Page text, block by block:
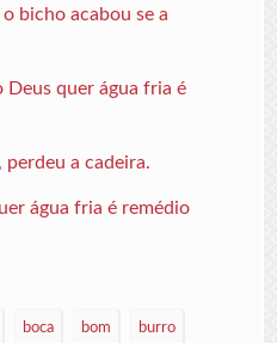
bicho acabou se a
Deus quer água fria é
a cadeira.
água fria é remédio
boca bom burro